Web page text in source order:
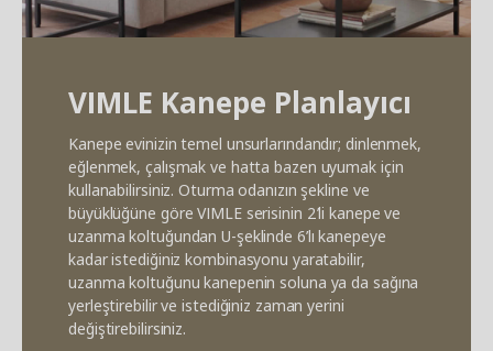
VIMLE Kanepe Planlayıcı
Kanepe evinizin temel unsurlarındandır; dinlenmek,
eğlenmek, çalışmak ve hatta bazen uyumak için
kullanabilirsiniz. Oturma odanızın şekline ve
büyüklüğüne göre VIMLE serisinin 2’li kanepe ve
uzanma koltuğundan U-şeklinde 6’lı kanepeye
kadar istediğiniz kombinasyonu yaratabilir,
uzanma koltuğunu kanepenin soluna ya da sağına
yerleştirebilir ve istediğiniz zaman yerini
değiştirebilirsiniz.